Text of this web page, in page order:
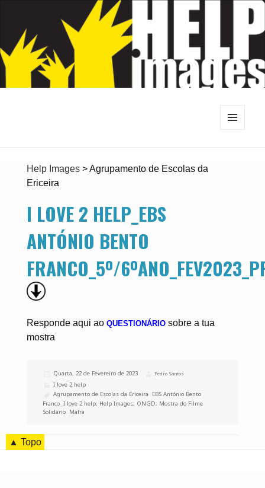
Help Images>Agrupamento de Escolas da
Ericeira
I LOVE 2 HELP_EBS
ANTÓNIO BENTO
FRANCO_5º/
Responde aqui ao QUESTIONÁRIO sobre a tua
mostra
Publicado
Quarta, 22 de Fevereiro de 2023 Autor
Pedro Santos
Categorias
I love 2 help
Etiquetas
Agrupamento de Escolas da Ericeira
EBS António Bento
Franco ,I love 2 help; Help Images; ONGD; Mostra do Filme
Solidário Mafra
▲ Topo